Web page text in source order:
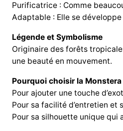
Purificatrice : Comme
Adaptable : Elle se
Légende et Symbolisme
Originaire des forêts
une beauté en mouvement.
Pourquoi choisir la
Pour ajouter une touche
Pour sa facilité d’entretien et
Pour sa silhouette unique qui